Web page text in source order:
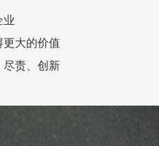
业
大的价值
尽责、创新